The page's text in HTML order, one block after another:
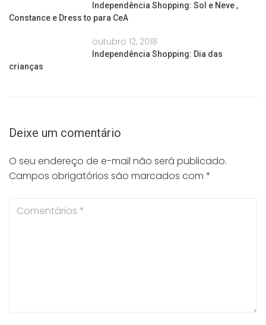
Independência Shopping: Sol e Neve ,
Constance e Dress to para CeA
outubro 12, 2018
Independência Shopping: Dia das
crianças
Deixe um comentário
O seu endereço de e-mail não será publicado.
Campos obrigatórios são marcados com *